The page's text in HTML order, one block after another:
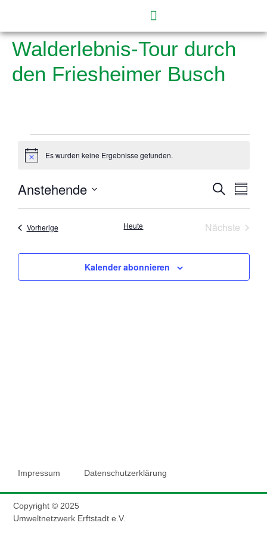
Walderlebnis-Tour durch
den Friesheimer Busch
HinweisEs wurden keine Ergebnisse gefunden.
Suche
und
Suche
Anstehende
auswählen.
VorherigeVeranstaltungen Heute Nächste
Kalender abonnieren
Impressum Datenschutzerklärung
Copyright © 2025
Umweltnetzwerk Erftstadt e.V.